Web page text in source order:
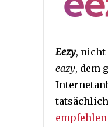
Eezy, nicht
eazy, dem